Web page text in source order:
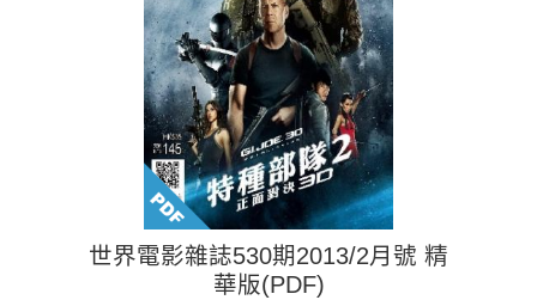
世界電影雜誌530期2013/2月號 精
華版(PDF)